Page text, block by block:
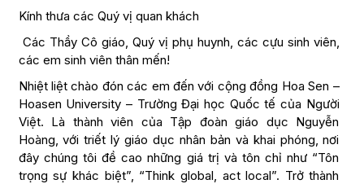
Kính thưa các Quý vị quan khách
Các Thầy Cô giáo, Quý vị phụ huynh, các cựu sinh viên,
các em sinh viên thân mến!
Nhiệt liệt chào đón các em đến với cộng đồng Hoa Sen –
Hoasen University – Trường Đại học Quốc tế của Người
Việt. Là thành viên của Tập đoàn giáo dục Nguyễn
Hoàng, với triết lý giáo dục nhân bản và khai phóng, nơi
đây chúng tôi đề cao những giá trị và tôn chỉ như “Tôn
trọng sự khác biệt”, “Think global, act local”. Trở thành